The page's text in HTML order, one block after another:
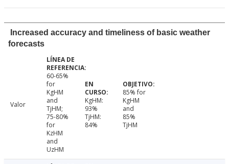
Increased accuracy and timeliness of basic weather
forecasts
Valor
60-65%
for
KgHM
and
TjHM;
75-80%
for
KzHM
and
UzHM
KgHM:
93%
TjHM:
84%
85% for
KgHM
and
85%
TjHM